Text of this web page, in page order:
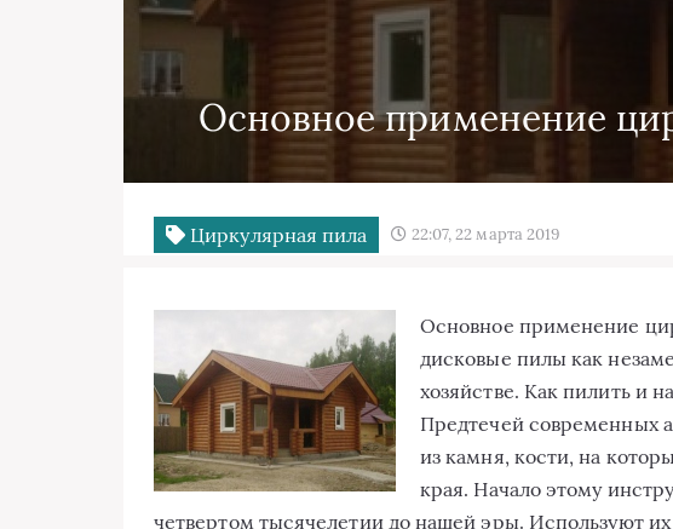
Основное применение
Циркулярная пила 22:07, 22 марта 2019
Основное применение
дисковые пилы как
хозяйстве. Как пилить и
Предтечей современных
из камня, кости, на
края. Начало этому
четвертом тысячелетиидо нашей эры. Используют их